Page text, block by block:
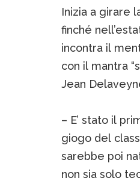
Inizia a girare
finché
incontra il
con il mantra
Jean
– E’ stato il
giogo del
sarebbe poi
non sia solo